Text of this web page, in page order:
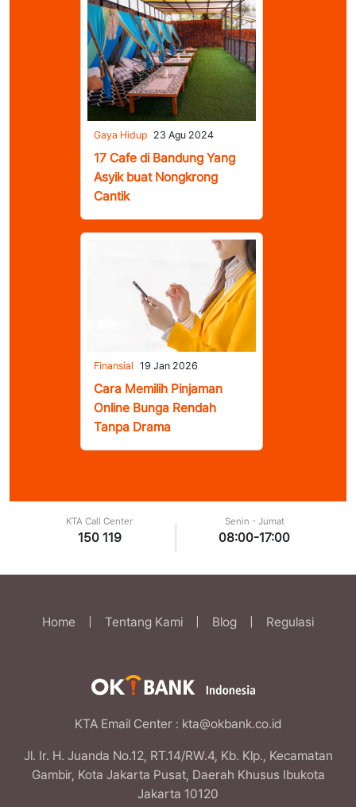
Gaya Hidup 23 Agu 2024
17 Cafe di Bandung Yang
Asyik buat Nongkrong
Cantik
Finansial 19 Jan 2026
Cara Memilih Pinjaman
Online Bunga Rendah
Tanpa Drama
KTA Call Center
150 119
Senin - Jumat
08:00-17:00
Home Tentang Kami Blog Regulasi
KTA Email Center : kta@okbank.co.id
Jl. Ir. H. Juanda No.12, RT.14/RW.4, Kb. Klp., Kecamatan
Gambir, Kota Jakarta Pusat, Daerah Khusus Ibukota
Jakarta 10120